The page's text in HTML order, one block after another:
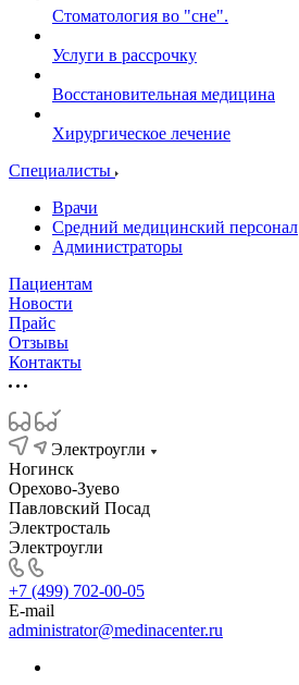
Стоматология во "сне".
Услуги в рассрочку
Восстановительная медицина
Хирургическое лечение
Специалисты
Врачи
Средний медицинский персонал
Администраторы
Пациентам
Новости
Прайс
Отзывы
Контакты
Электроугли
Ногинск
Орехово-Зуево
Павловский Посад
Электросталь
Электроугли
+7 (499) 702-00-05
E-mail
administrator@medinacenter.ru